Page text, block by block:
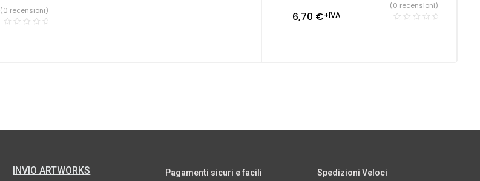
(0 recensioni) 6,70 €+IVA
(0 recensioni)
INVIO ARTWORKS Pagamenti sicuri e facili Spedizioni Veloci